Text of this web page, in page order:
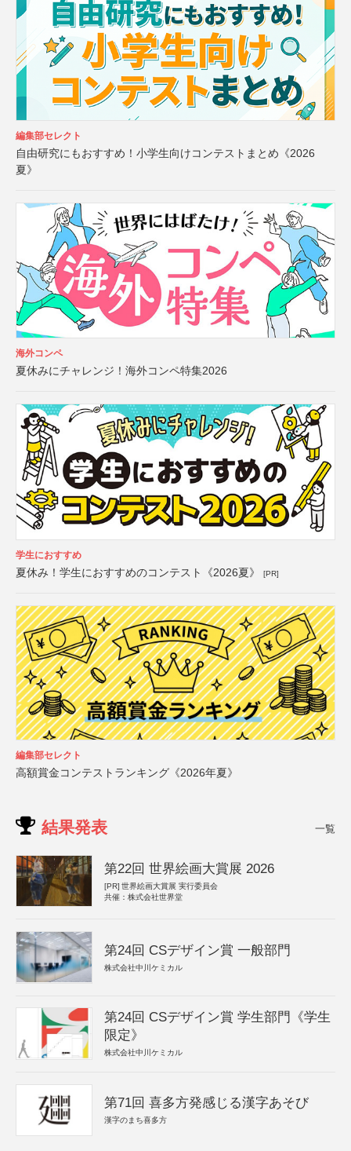
編集部セレクト
自由研究にもおすすめ！小学生向けコンテストまとめ《2026
夏》
海外コンペ
夏休みにチャレンジ！海外コンペ特集2026
学生におすすめ
夏休み！学生におすすめのコンテスト《2026夏》 [PR]
編集部セレクト
高額賞金コンテストランキング《2026年夏》
結果発表 一覧
第22回 世界絵画大賞展 2026
[PR] 世界絵画大賞展 実行委員会
共催：株式会社世界堂
第24回 CSデザイン賞 一般部門
株式会社中川ケミカル
第24回 CSデザイン賞 学生部門《学生
限定》
株式会社中川ケミカル
第71回 喜多方発感じる漢字あそび
漢字のまち喜多方